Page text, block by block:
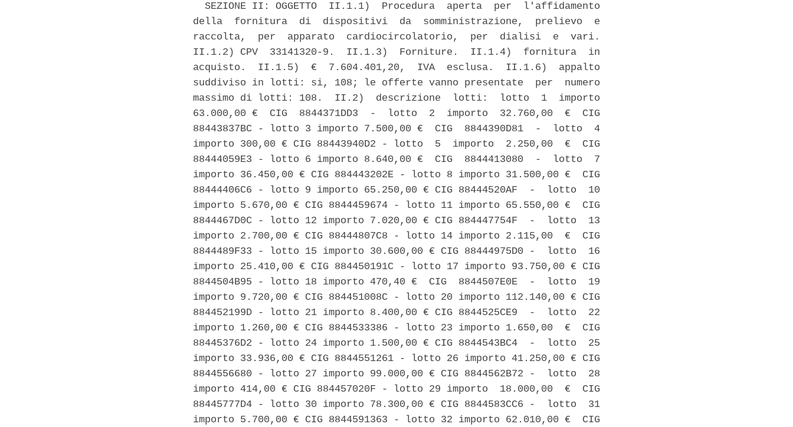
  SEZIONE II: OGGETTO  II.1.1)  Procedura  aperta  per  l'affidamento
della  fornitura  di  dispositivi  da  somministrazione,  prelievo  e
raccolta,  per  apparato  cardiocircolatorio,  per  dialisi  e  vari.
II.1.2) CPV  33141320-9.  II.1.3)  Forniture.  II.1.4)  fornitura  in
acquisto.  II.1.5)  €  7.604.401,20,  IVA  esclusa.  II.1.6)  appalto
suddiviso in lotti: si, 108; le offerte vanno presentate  per  numero
massimo di lotti: 108.  II.2)  descrizione  lotti:  lotto  1  importo
63.000,00 €  CIG  8844371DD3  -  lotto  2  importo  32.760,00  €  CIG
88443837BC - lotto 3 importo 7.500,00 €  CIG  8844390D81  -  lotto  4
importo 300,00 € CIG 88443940D2 - lotto  5  importo  2.250,00  €  CIG
88444059E3 - lotto 6 importo 8.640,00 €  CIG  8844413080  -  lotto  7
importo 36.450,00 € CIG 884443202E - lotto 8 importo 31.500,00 €  CIG
88444406C6 - lotto 9 importo 65.250,00 € CIG 88444520AF  -  lotto  10
importo 5.670,00 € CIG 8844459674 - lotto 11 importo 65.550,00 €  CIG
8844467D0C - lotto 12 importo 7.020,00 € CIG 884447754F  -  lotto  13
importo 2.700,00 € CIG 88444807C8 - lotto 14 importo 2.115,00  €  CIG
8844489F33 - lotto 15 importo 30.600,00 € CIG 88444975D0 -  lotto  16
importo 25.410,00 € CIG 884450191C - lotto 17 importo 93.750,00 € CIG
8844504B95 - lotto 18 importo 470,40 €  CIG  8844507E0E  -  lotto  19
importo 9.720,00 € CIG 884451008C - lotto 20 importo 112.140,00 € CIG
884452199D - lotto 21 importo 8.400,00 € CIG 8844525CE9  -  lotto  22
importo 1.260,00 € CIG 8844533386 - lotto 23 importo 1.650,00  €  CIG
88445376D2 - lotto 24 importo 1.500,00 € CIG 8844543BC4  -  lotto  25
importo 33.936,00 € CIG 8844551261 - lotto 26 importo 41.250,00 € CIG
8844556680 - lotto 27 importo 99.000,00 € CIG 8844562B72 -  lotto  28
importo 414,00 € CIG 884457020F - lotto 29 importo  18.000,00  €  CIG
88445777D4 - lotto 30 importo 78.300,00 € CIG 8844583CC6 -  lotto  31
importo 5.700,00 € CIG 8844591363 - lotto 32 importo 62.010,00 €  CIG